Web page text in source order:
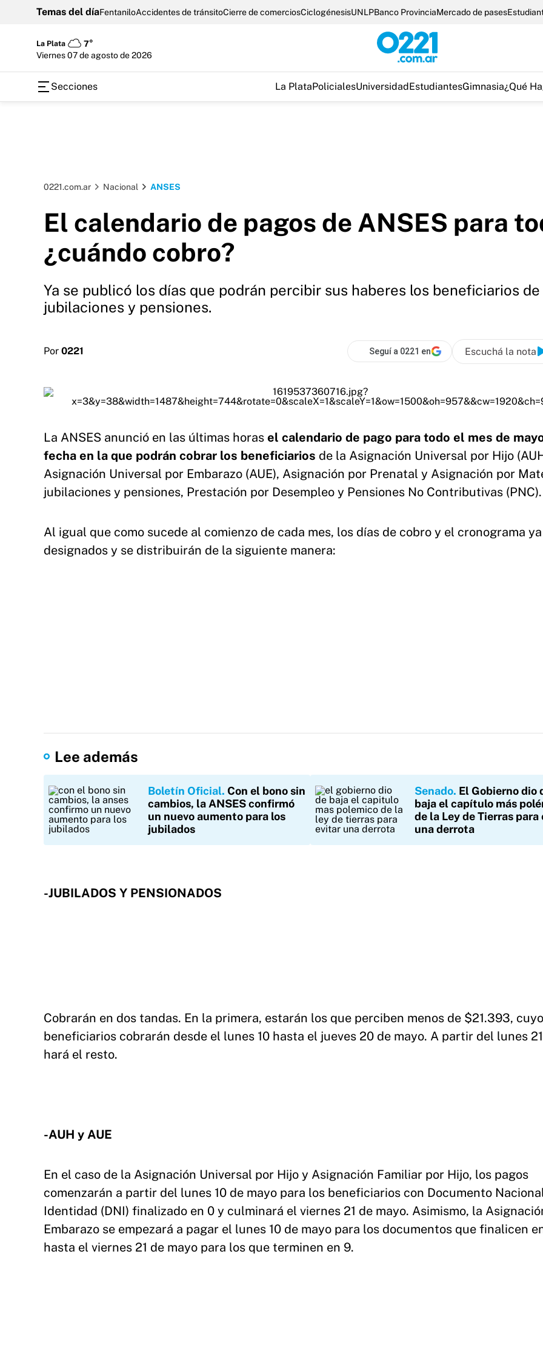
Temas del díaFentaniloAccidentes de tránsitoCierre de comerciosCiclogénesisUNLPBanco ProvinciaMercado de pases
La Plata
7°
viernes 07 de agosto de 2026
Secciones La PlataPolicialesUniversidadEstudiantesGimnasia¿Qué
0221.com.ar Nacional ANSES
El calendario de pagos de ANSES para
¿cuándo cobro?
Ya se publicó los días que podrán percibir sus haberes los beneficiarios
jubilaciones y pensiones.
Por 0221 Seguí a 0221 en Escuchá la nota
La ANSES anunció en las últimas horas el calendario de pago para todo el mes de
fecha en la que podrán cobrar los beneficiarios de la Asignación Universal por Hijo
Asignación Universal por Embarazo (AUE), Asignación por Prenatal y Asignación por
jubilaciones y pensiones, Prestación por Desempleo y Pensiones No Contributivas (PNC).
Al igual que como sucede al comienzo de cada mes, los días de cobro y el cronograma
designados y se distribuirán de la siguiente manera:
Lee además
Boletín Oficial Con el bono sin
cambios, la ANSES confirmó
un nuevo aumento para los
jubilados
Senado El Gobierno dio
baja el capítulo más
de la Ley de Tierras para
una derrota
-JUBILADOS Y PENSIONADOS
Cobrarán en dos tandas. En la primera, estarán los que perciben menos de $21.393,
beneficiarios cobrarán desde el lunes 10 hasta el jueves 20 de mayo. A partir del lunes
hará el resto.
-AUH y AUE
En el caso de la Asignación Universal por Hijo y Asignación Familiar por Hijo, los pagos
comenzarán a partir del lunes 10 de mayo para los beneficiarios con Documento
Identidad (DNI) finalizado en 0 y culminará el viernes 21 de mayo. Asimismo, la
Embarazo se empezará a pagar el lunes 10 de mayo para los documentos que finalicen
hasta el viernes 21 de mayo para los que terminen en 9.